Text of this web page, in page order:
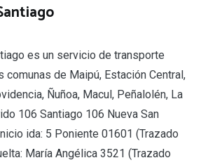
es un servicio de transporte
comunas de Maipú, Estación Central,
Ñuñoa, Macul, Peñalolén, La
106 Santiago 106 Nueva San
ida: 5 Poniente 01601 (Trazado
María Angélica 3521 (Trazado